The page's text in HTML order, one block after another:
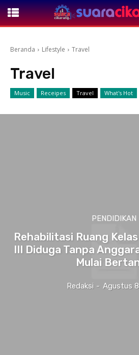
Beranda Lifestyle Travel
Travel
Music Receipes Travel What's Hot
PENDIDIKAN
Rehabilitasi Ruang
III Diduga Tanpa
Mulai
Redaksi - Agustus